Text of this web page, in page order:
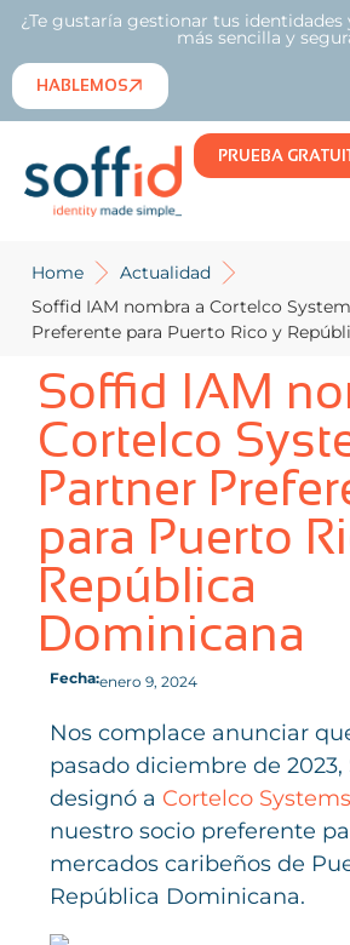
¿Te gustaría gestionar tus identidades
más sencilla y
HABLEMOS
PRUEBA
Home
Actualidad
Soffid IAM nombra a Cortelco
Preferente para Puerto Rico y
Soffid IAM
Cortelco
Partner
para Puerto
República
Dominicana
Fecha:enero 9, 2024
Nos complace anunciar
pasado diciembre de 2023,
designó a Cortelco Systems
nuestro socio preferente
mercados caribeños de
República Dominicana.